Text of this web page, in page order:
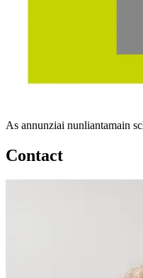
As annunziai nunliantamain
Contact